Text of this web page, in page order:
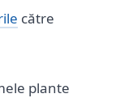
către
plante